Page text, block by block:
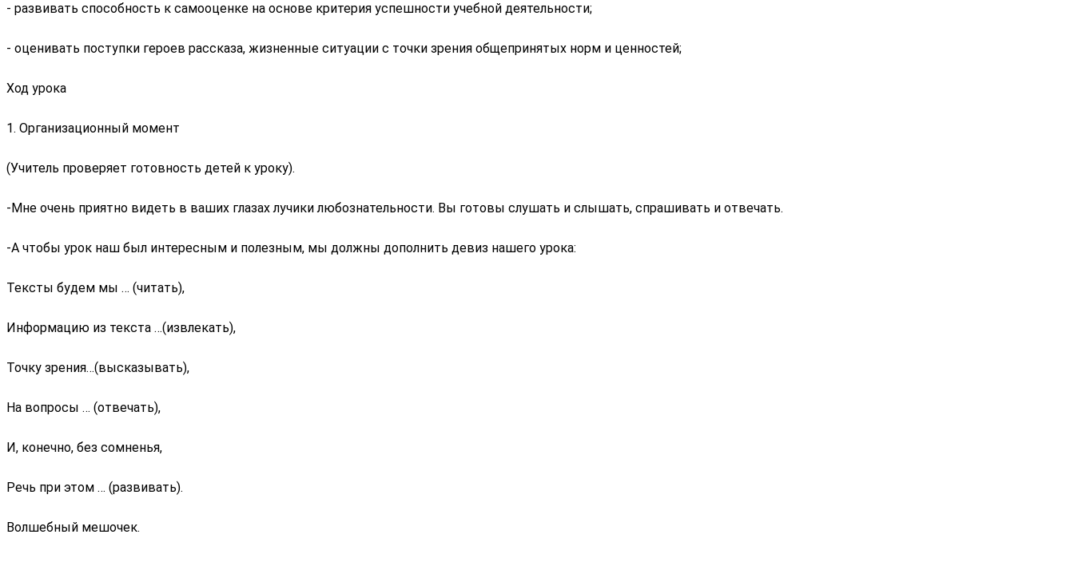
- развивать способность к самооценке на основе критерия успешности учебной деятельности;
- оценивать поступки героев рассказа, жизненные ситуации с точки зрения общепринятых норм и ценностей;
Ход урока
1. Организационный момент
(Учитель проверяет готовность детей к уроку).
-Мне очень приятно видеть в ваших глазах лучики любознательности. Вы готовы слушать и слышать, спрашивать и отвечать.
-А чтобы урок наш был интересным и полезным, мы должны дополнить девиз нашего урока:
Тексты будем мы … (читать),
Информацию из текста …(извлекать),
Точку зрения…(высказывать),
На вопросы … (отвечать),
И, конечно, без сомненья,
Речь при этом … (развивать).
Волшебный мешочек.